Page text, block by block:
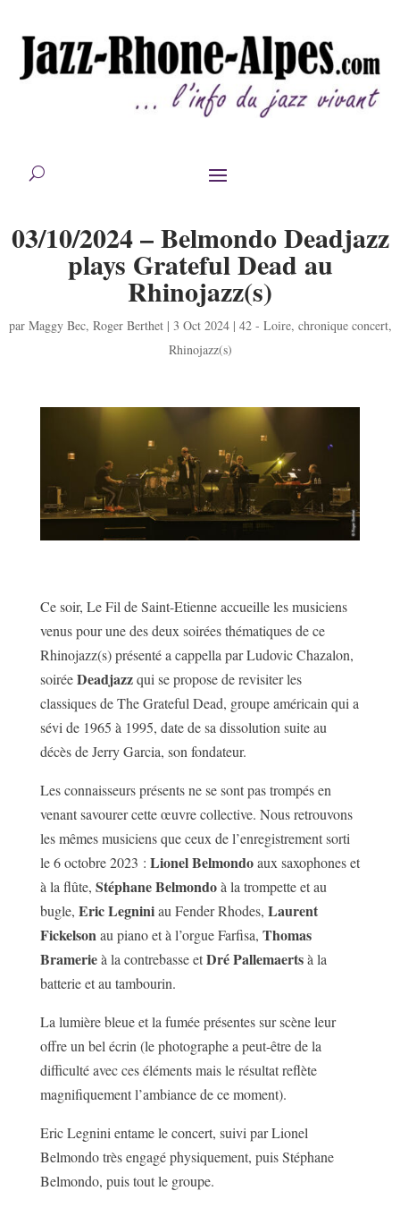
03/10/2024 – Belmondo Deadjazz
plays Grateful Dead au
Rhinojazz(s)
par Maggy Bec, Roger Berthet| 3 Oct 2024| 42 - Loire, chronique concert,
Rhinojazz(s)
Ce soir, Le Fil de Saint-Etienne accueille les musiciens
venus pour une des deux soirées thématiques de ce
Rhinojazz(s) présenté a cappella par Ludovic Chazalon,
soiréeDeadjazzqui se propose de revisiter les
classiques de The Grateful Dead, groupe américain qui a
sévi de 1965 à 1995, date de sa dissolution suite au
décès de Jerry Garcia, son fondateur.
Les connaisseurs présents ne se sont pas trompés en
venant savourer cette œuvre collective. Nous retrouvons
les mêmes musiciens que ceux de l’enregistrement sorti
le 6 octobre 2023 : Lionel Belmondoaux saxophones et
à la flûte, Stéphane Belmondoà la trompette et au
bugle, Eric Legniniau Fender Rhodes, Laurent
Fickelsonau piano et à l’orgue Farfisa, Thomas
Bramerieà la contrebasse etDré Pallemaertsà la
batterie et au tambourin.
La lumière bleue et la fumée présentes sur scène leur
offre un bel écrin (le photographe a peut-être de la
difficulté avec ces éléments mais le résultat reflète
magnifiquement l’ambiance de ce moment).
Eric Legnini entame le concert, suivi par Lionel
Belmondo très engagé physiquement, puis Stéphane
Belmondo, puis tout le groupe.